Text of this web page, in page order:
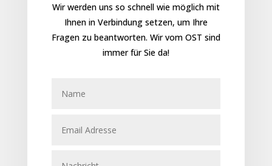
Wir werden uns so schnell wie möglich mit
Ihnen in Verbindung setzen, um Ihre
Fragen zu beantworten. Wir vom OST sind
immer für Sie da!